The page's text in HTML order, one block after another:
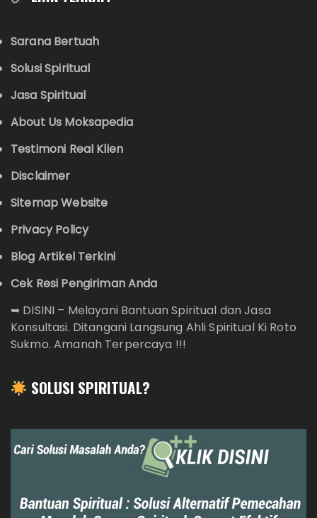
Sarana Bertuah
Solusi Spiritual
Jasa Spiritual
About Us Moksapedia
Testimoni Real Klien
Disclaimer
Sitemap Website
Privacy Policy
Blog Artikel Terkini
Cek Resi Pengiriman Anda
➥ DISINI – Melayani Bantuan Spiritual dan Jasa
Konsultasi. Ditangani Langsung Ahli Spiritual Ki Roto
Sukmo. Amanah Terpercaya !!!
SOLUSI SPIRITUAL?